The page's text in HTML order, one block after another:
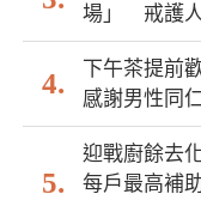
場」 戒護
下午茶提前
感謝男性同
迎戰廚餘去
每戶最高補